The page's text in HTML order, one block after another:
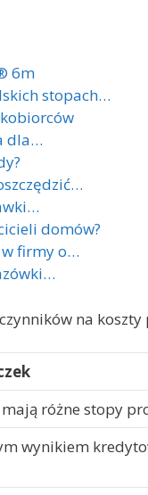
6m
stopach…
dla…
domów?
w firmy o…
na
różne stopy
wynikiem